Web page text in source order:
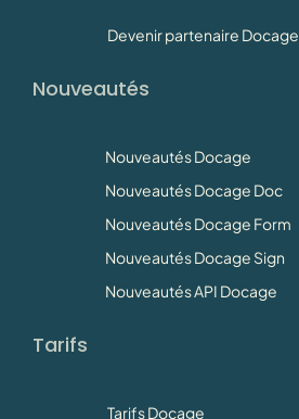
Devenir partenaire Docage
Nouveautés
Nouveautés Docage
Nouveautés Docage Doc
Nouveautés Docage Form
Nouveautés Docage Sign
Nouveautés API Docage
Tarifs
Tarifs Docage